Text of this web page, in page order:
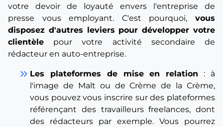
votre devoir de loyauté envers l'entreprise de
presse vous employant. C'est pourquoi, vous
disposez d'autres leviers pour développer votre
clientèle pour votre activité secondaire de
rédacteur en auto-entreprise.
keyboard_double_arrow_right Les plateformes de mise en relation : à
l'image de Malt ou de Crème de la Crème,
vous pouvez vous inscrire sur des plateformes
référençant des travailleurs freelances, dont
des rédacteurs par exemple. Vous pourrez